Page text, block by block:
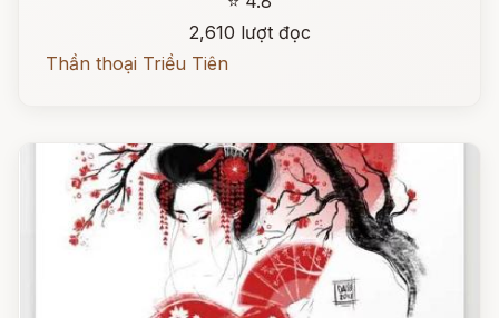
2,610 lượt đọc
Thần thoại Triều Tiên